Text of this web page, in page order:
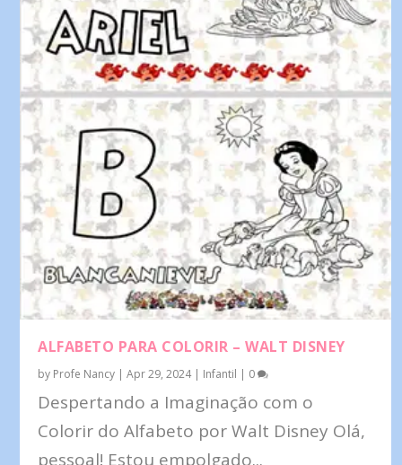
ALFABETO PARA COLORIR – WALT DISNEY
by Profe Nancy |Apr 29, 2024| Infantil | 0
Despertando a Imaginação com o
Colorir do Alfabeto por Walt Disney Olá,
pessoal! Estou empolgado...